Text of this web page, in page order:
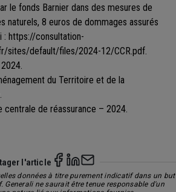
le fonds Barnier dans des mesures de
naturels, 8 euros de dommages assurés
: https://consultation-
sites/default/files/2024-12/CCR.pdf.
du Territoire et de la
centrale de réassurance – 2024.
l'article
données à titre purement indicatif dans un but
Generali ne saurait être tenue responsable d'un